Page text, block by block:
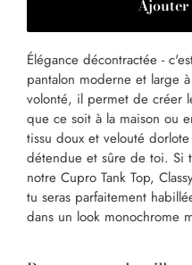
Élégance décontractée -
pantalon moderne et large
volonté, il permet de créer
que ce soit à la maison ou
tissu doux et velouté
détendue et sûre de toi. Si
notre Cupro Tank Top,
tu seras parfaitement
dans un look monochrome